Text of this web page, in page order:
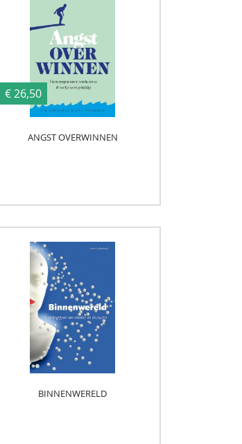
€ 26,50
ANGST OVERWINNEN
BINNENWERELD